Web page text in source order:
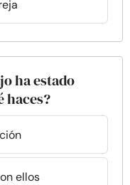
ha estado
haces?
ellos